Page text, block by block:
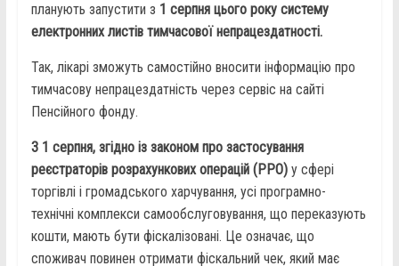
планують запустити з 1 серпня цього року систему
електронних листів тимчасової непрацездатності.
Так, лікарі зможуть самостійно вносити інформацію про
тимчасову непрацездатність через сервіс на сайті
Пенсійного фонду.
З 1 серпня, згідно із законом про застосування
реєстраторів розрахункових операцій (РРО)у сфері
торгівлі і громадського харчування, усі програмно-
технічні комплекси самообслуговування, що переказують
кошти, мають бути фіскалізовані. Це означає, що
споживач повинен отримати фіскальний чек, який має